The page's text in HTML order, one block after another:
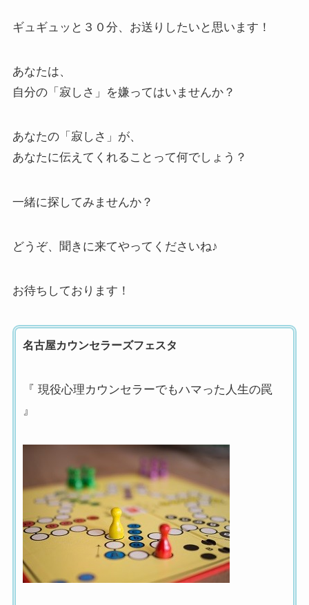
ギュギュッと３０分、お送りしたいと思います！
あなたは、
自分の「寂しさ」を嫌ってはいませんか？
あなたの「寂しさ」が、
あなたに伝えてくれることって何でしょう？
一緒に探してみませんか？
どうぞ、聞きに来てやってくださいね♪
お待ちしております！
名古屋カウンセラーズフェスタ
『 現役心理カウンセラーでもハマった人生の罠
』